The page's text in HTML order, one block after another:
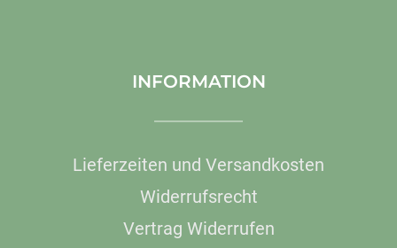
INFORMATION
Lieferzeiten und Versandkosten
Widerrufsrecht
Vertrag Widerrufen